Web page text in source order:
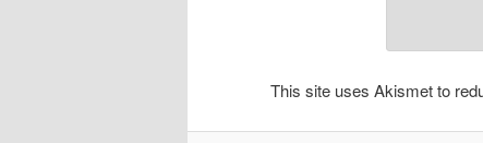
This site uses Akismet to